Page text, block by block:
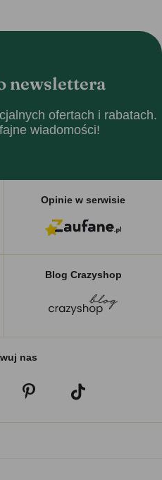
newslettera
ofertach i rabatach.
wiadomości!
Opinie w serwisie
Blog Crazyshop
nas